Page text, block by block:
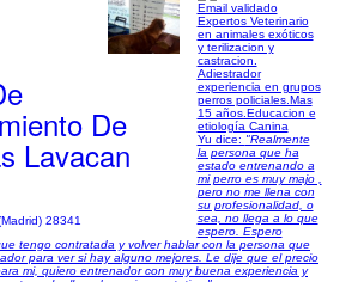
De
Lavacan
28341
Email validado
Expertos Veterinario
en animales exóticos
y terilizacion y
castracion.
Adiestrador
experiencia en grupos
perros policiales.Mas
15 años.Educacion e
etiología Canina
Yu dice: "Realmente
la persona que ha
estado entrenando a
mi perro es muy majo ,
pero no me llena con
su profesionalidad, o
sea, no llega a lo que
espero. Espero
tengo contratada y volver hablar con la persona que
para ver si hay alguno mejores. Le dije que el precio
mi, quiero entrenador con muy buena experiencia y